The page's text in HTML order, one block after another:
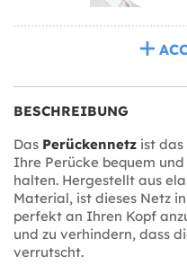
BESCHREIBUNG
Das Perückennetz ist das
Ihre Perücke bequem
halten. Hergestellt aus
Material, ist dieses Netz
perfekt an Ihren Kopf
und zu verhindern, dass
verrutscht.